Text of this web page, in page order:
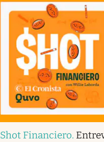
Shot Financiero.